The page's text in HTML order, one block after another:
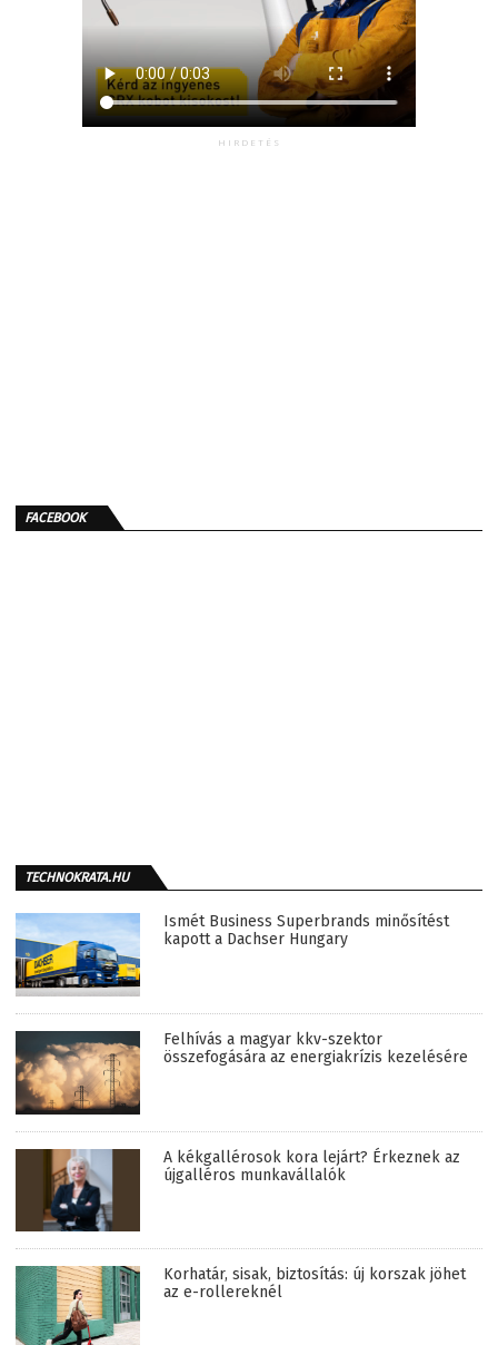
HIRDETÉS
FACEBOOK
TECHNOKRATA.HU
Ismét Business Superbrands minősítést
kapott a Dachser Hungary
Felhívás a magyar kkv-szektor
összefogására az energiakrízis kezelésére
A kékgallérosok kora lejárt? Érkeznek az
újgalléros munkavállalók
Korhatár, sisak, biztosítás: új korszak jöhet
az e-rollereknél